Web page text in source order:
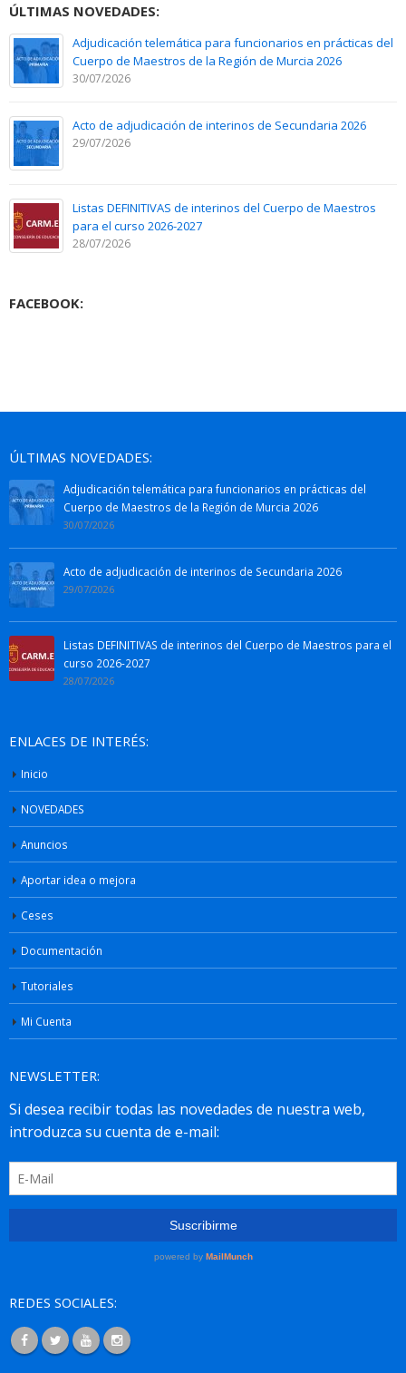
ÚLTIMAS NOVEDADES:
Adjudicación telemática para funcionarios en prácticas del
Cuerpo de Maestros de la Región de Murcia 2026
30/07/2026
Acto de adjudicación de interinos de Secundaria 2026
29/07/2026
Listas DEFINITIVAS de interinos del Cuerpo de Maestros
para el curso 2026-2027
28/07/2026
FACEBOOK:
ÚLTIMAS NOVEDADES:
Adjudicación telemática para funcionarios en prácticas del
Cuerpo de Maestros de la Región de Murcia 2026
30/07/2026
Acto de adjudicación de interinos de Secundaria 2026
29/07/2026
Listas DEFINITIVAS de interinos del Cuerpo de Maestros para el
curso 2026-2027
28/07/2026
ENLACES DE INTERÉS:
Inicio
NOVEDADES
Anuncios
Aportar idea o mejora
Ceses
Documentación
Tutoriales
Mi Cuenta
NEWSLETTER:
REDES SOCIALES: